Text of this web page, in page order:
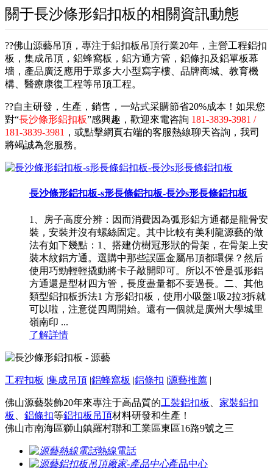
關于長沙條形鋁扣板的相關資訊動態
??佛山源藝吊頂，專注于鋁扣板吊頂行業20年，主營工程鋁扣
板，集成吊頂，鋁蜂窩板，鋁方通方管，鋁條扣及鋁單板幕
墻，產品廣泛應用于眾多大小型寫字樓、品牌商城、教育機
構、醫療康復工程等吊頂工程。
??自主研發，生產，銷售，一站式采購節省20%成本！如果您
對“長沙條形鋁扣板”感興趣，歡迎來電咨詢 181-3839-3981 /
181-3839-3981 ，或點擊網頁右端的客服熱線聊天咨詢，我司
將竭誠為您服務。
長沙條形鋁扣板-s形長條鋁扣板-長沙s形長條鋁扣板
1、房子高度分辨：因而消費因為弧形鋁方通都是龍骨安
裝，安裝并沒有螺絲固定。其中比較有美利龍源藝的做
法有如下幾點：1、搭建仿樹冠形狀的骨架，在骨架上安
裝木紋鋁方通。選購中那些誤區金屬吊頂都環保？然后
使用巧勁輕輕撬動將卡子敲開即可。所以不管是弧形鋁
方通還是型材四方管，長度盡量都不要過長。二、其他
類型鋁扣板拆法1 方形鋁扣板，使用小吸盤1吸2拉3拆就
可以啦，注意從四周開始。還有一個就是廣州大學城里
嶺南印 ...
了解詳情
工程扣板 |集成吊頂 |鋁蜂窩板 |鋁條扣 |源藝推薦 |
佛山源藝裝飾20年來專注于高品質的工裝鋁扣板
家裝鋁扣
板
鋁條扣等鋁扣板吊頂材料研發和生產！
佛山市南海區獅山鎮羅村聯和工業區東區16路9號之三
熱線電話
產品中心